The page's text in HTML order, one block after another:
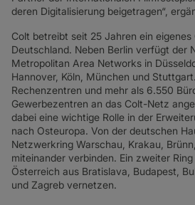
deren Digitalisierung beigetragen“,
Colt betreibt seit 25 Jahren ein eigenes
Deutschland. Neben Berlin verfügt der
Metropolitan Area Networks in
Hannover, Köln, München und
Rechenzentren und mehr als 6.550
Gewerbezentren an das Colt-Netz
dabei eine wichtige Rolle in der
nach Osteuropa. Von der deutschen
Netzwerkring Warschau, Krakau,
miteinander verbinden. Ein zweiter
Österreich aus Bratislava, Budapest,
und Zagreb vernetzen.